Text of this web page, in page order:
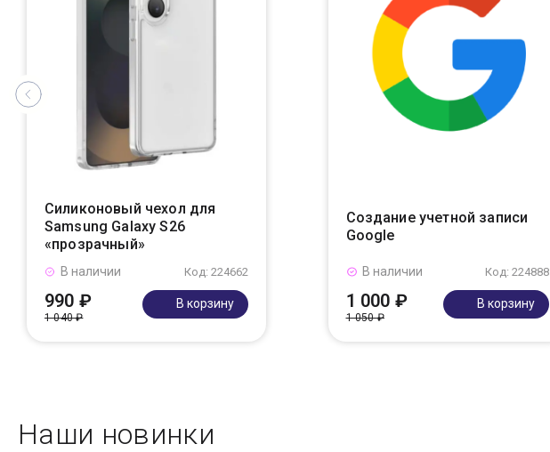
Силиконовый чехол для
Samsung Galaxy S26
«прозрачный»
Код: 224662
В наличии
990 ₽
1 040 ₽
В корзину
Создание учетной записи
Google
Код: 224888
В наличии
1 000 ₽
1 050 ₽
В корзину
Наши новинки